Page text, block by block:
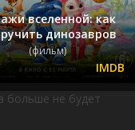
вселенной: как
динозавров
(фильм)